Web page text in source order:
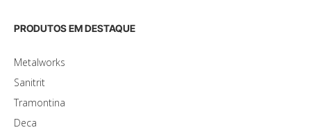
PRODUTOS EM DESTAQUE
Metalworks
Sanitrit
Tramontina
Deca